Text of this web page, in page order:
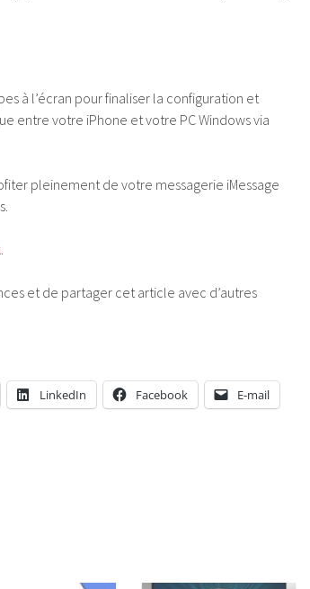
à l’écran pour finaliser la configuration et
entre votre iPhone et votre PC Windows via
pleinement de votre messagerie iMessage
.
et de partager cet article avec d’autres
LinkedIn Facebook E-mail